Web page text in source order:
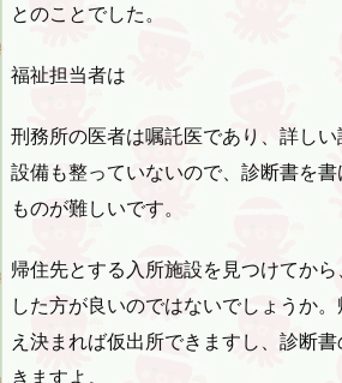
とのことでした。
福祉担当者は
刑務所の医者は嘱託医であり、詳し
設備も整っていないので、診断書を
ものが難しいです。
帰住先とする入所施設を見つけてか
した方が良いのではないでしょうか
え決まれば仮出所できますし、診断
きますよ。